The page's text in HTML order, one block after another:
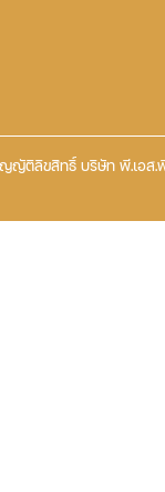
ติลิขสิทธิ์ บริษัท พี.เอส.